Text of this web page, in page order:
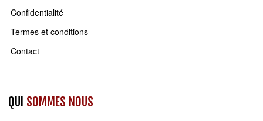
Confidentialité
Termes et conditions
Contact
QUI SOMMES NOUS